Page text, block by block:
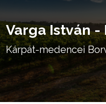
Varga István -
Kárpát-medencei